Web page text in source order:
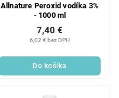
Allnature Peroxid vodíka 3%
- 1000 ml
6,02 € bez DPH
7,40 €
Do košíka